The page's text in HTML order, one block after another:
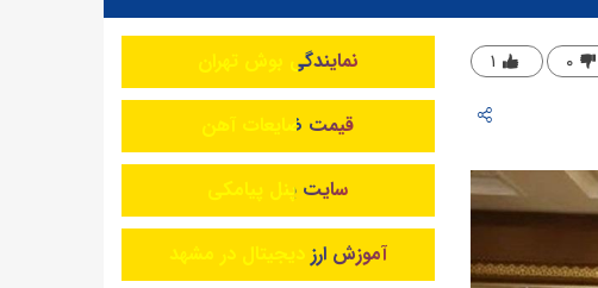
۰ ۱ نمایندگی بوش تهران
قیمت ضایعات آهن
سایت پنل پیامکی
آموزش ارز دیجیتال در مشهد